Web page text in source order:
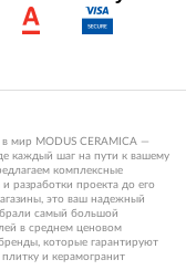
мир MODUS CERAMICA —
каждый шаг на пути к вашему
комплексные
разработки проекта до его
это ваш надежный
самый большой
в среднем ценовом
которые гарантируют
плитку и керамогранит